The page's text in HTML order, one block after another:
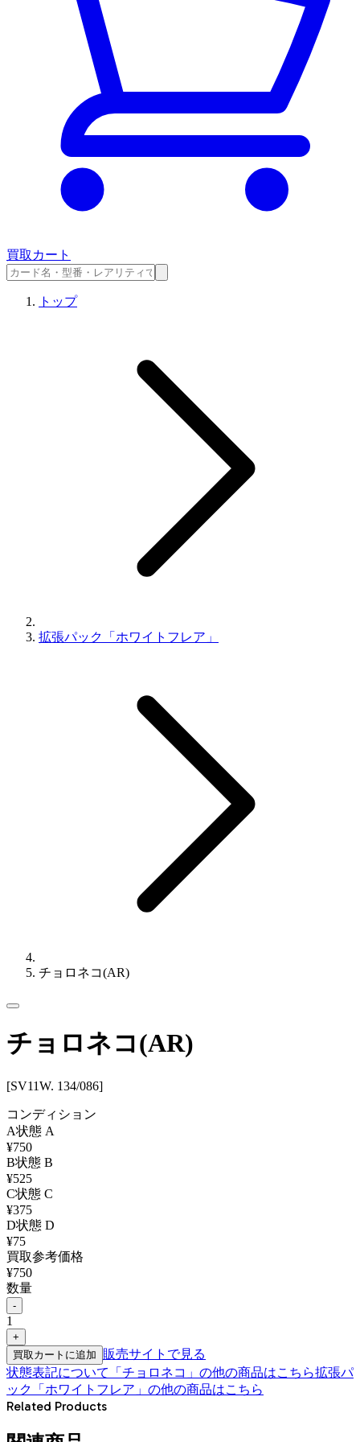
買取カート
トップ
拡張パック「ホワイトフレア」
チョロネコ(AR)
チョロネコ(AR)
[SV11W. 134/086]
コンディション
A状態 A
¥750
B状態 B
¥525
C状態 C
¥375
D状態 D
¥75
買取参考価格
¥750
数量
-
1
+
買取カートに追加
販売サイトで見る
状態表記について
「 チョロネコ 」の他の商品はこちら拡張パ
ック「ホワイトフレア」 の他の商品はこちら
Related Products